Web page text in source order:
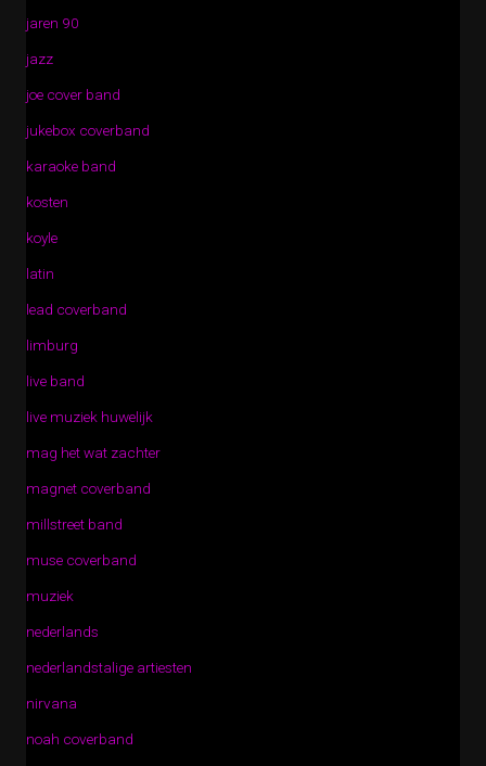
jaren 90
jazz
joe cover band
jukebox coverband
karaoke band
kosten
koyle
latin
lead coverband
limburg
live band
live muziek huwelijk
mag het wat zachter
magnet coverband
millstreet band
muse coverband
muziek
nederlands
nederlandstalige artiesten
nirvana
noah coverband